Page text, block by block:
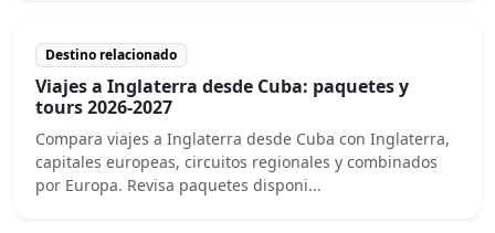
Destino relacionado
Viajes a Inglaterra desde Cuba: paquetes y
tours 2026-2027
Compara viajes a Inglaterra desde Cuba con Inglaterra,
capitales europeas, circuitos regionales y combinados
por Europa. Revisa paquetes disponi...